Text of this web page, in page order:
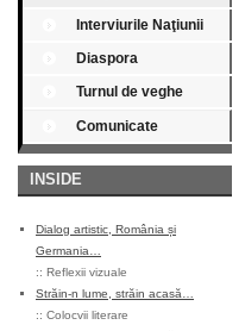
Interviurile Naţiunii
Diaspora
Turnul de veghe
Comunicate
INSIDE
Dialog artistic, România și
Germania…
:: Reflexii vizuale
Străin-n lume, străin acasă…
:: Colocvii literare